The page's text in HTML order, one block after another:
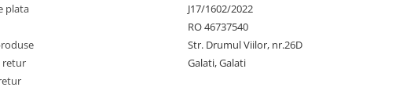
plata
retur
J17/1602/2022
RO 46737540
Str. Drumul Viilor, nr.26D
Galati, Galati